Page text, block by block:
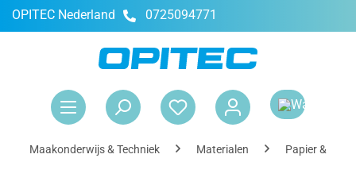
OPITEC Nederland 0725094771
Maakonderwijs & Techniek Materialen Papier &